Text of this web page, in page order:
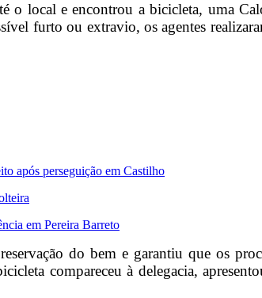
o local e encontrou a bicicleta, uma
furto ou extravio, os agentes
após perseguição em Castilho
em Pereira Barreto
do bem e garantiu que os
compareceu à delegacia,